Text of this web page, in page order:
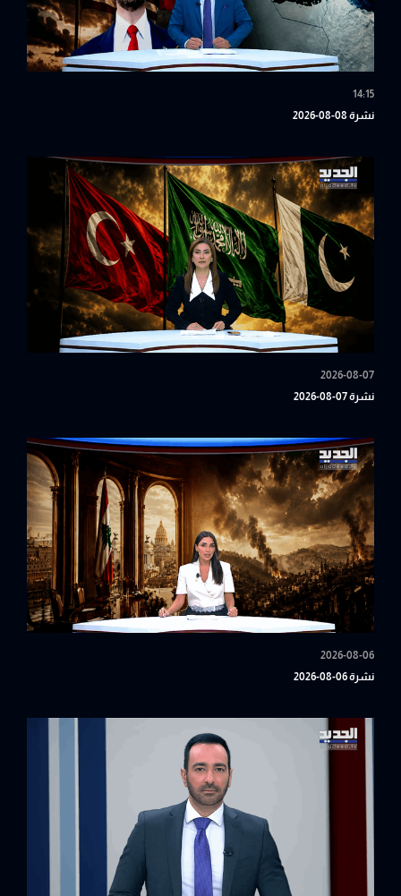
14:15
نشرة 08-08-2026
2026-08-07
نشرة 07-08-2026
2026-08-06
نشرة 06-08-2026